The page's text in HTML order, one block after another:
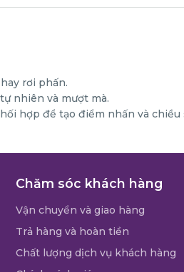
rơi phấn.
nhiên và mượt mà.
hợp để tạo điểm nhấn và chiều
Chăm sóc khách hàng
Vận chuyển và giao hàng
Trả hàng và hoàn tiền
Chất lượng dịch vụ khách hàng